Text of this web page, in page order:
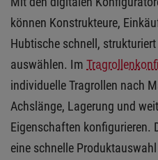
können Konstrukteure,
Hubtische schnell,
auswählen. Im
individuelle Tragrollen nach
Achslänge, Lagerung und
Eigenschaften konfigurieren.
eine schnelle